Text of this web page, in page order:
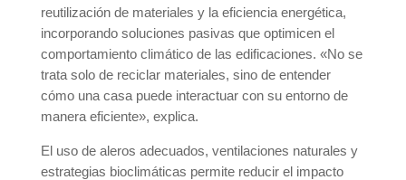
reutilización de materiales y la eficiencia energética,
incorporando soluciones pasivas que optimicen el
comportamiento climático de las edificaciones. «No se
trata solo de reciclar materiales, sino de entender
cómo una casa puede interactuar con su entorno de
manera eficiente», explica.
El uso de aleros adecuados, ventilaciones naturales y
estrategias bioclimáticas permite reducir el impacto